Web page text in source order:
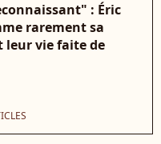
: Éric
rarement sa
leur vie faite de